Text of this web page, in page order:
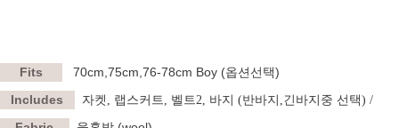
Fits
70cm,75cm,76-78cm Boy (옵션선택)
Includes
자켓 , 랩스커트, 벨트2, 바지 (반바지,긴바지중 선택) /